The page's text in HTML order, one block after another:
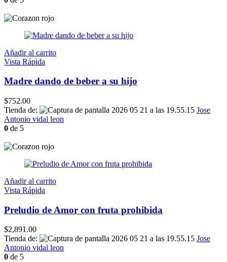
Añadir al carrito
Vista Rápida
Madre dando de beber a su hijo
$752.00
Tienda de:
Jose
Antonio vidal leon
0 de 5
Añadir al carrito
Vista Rápida
Preludio de Amor con fruta prohibida
$2,891.00
Tienda de:
Jose
Antonio vidal leon
0 de 5